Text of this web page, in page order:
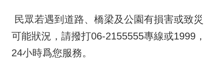
民眾若遇到道路、橋梁及公園有損害或致災
可能狀況，請撥打06-2155555專線或1999，
24小時爲您服務。